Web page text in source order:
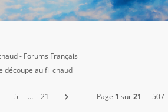
- Forums Français
découpe au fil chaud
5 … 21 Page 1 sur21 507